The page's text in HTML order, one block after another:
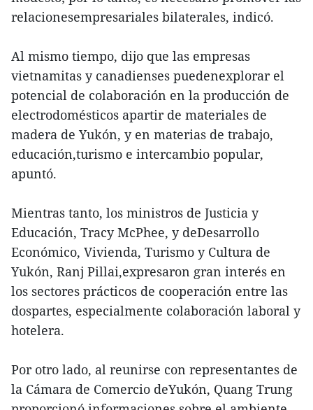
relacionesempresariales bilaterales, indicó.
Al mismo tiempo, dijo que las empresas
vietnamitas y canadienses puedenexplorar el
potencial de colaboración en la producción de
electrodomésticos apartir de materiales de
madera de Yukón, y en materias de trabajo,
educación,turismo e intercambio popular,
apuntó.
Mientras tanto, los ministros de Justicia y
Educación, Tracy McPhee, y deDesarrollo
Económico, Vivienda, Turismo y Cultura de
Yukón, Ranj Pillai,expresaron gran interés en
los sectores prácticos de cooperación entre las
dospartes, especialmente colaboración laboral y
hotelera.
Por otro lado, al reunirse con representantes de
la Cámara de Comercio deYukón, Quang Trung